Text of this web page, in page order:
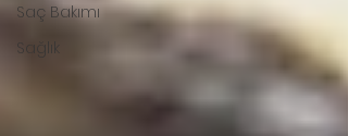
Saç Bakımı
Sağlık